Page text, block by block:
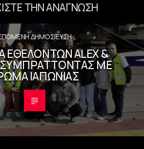
ΤΗΝ ΑΝΆΓΝΩΣΗ
ΔΗΜΟΣΊΕΥΣΗ
ALEX &
ΣΥΜΠΡΆΤΤΟΝΤΑΣ ΜΕ
ΙΑΠΩΝΊΑΣ